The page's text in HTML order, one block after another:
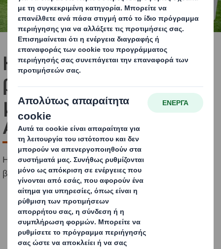
H Κρήτη ως κόμβος του
βιώσιμου
μετασχηματισμού του
Αγροδιατροφικού Τομέα
Η DS Smith Hellas ανέδειξε τις αναγκαιότητα πρακτικών
βιώσιμης ανάπτυξης του νησιού.